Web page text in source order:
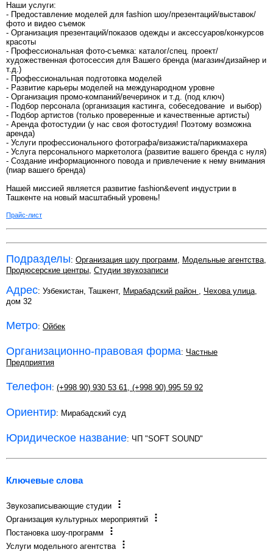
Наши услуги:
- Предоставление моделей для fashion шоу/презентаций/выставок/
фото и видео съемок
- Организация презентаций/показов одежды и аксессуаров/конкурсов
красоты
- Профессиональная фото-съемка: каталог/спец. проект/
художественная фотосессия для Вашего бренда (магазин/дизайнер и
т.д.)
- Профессиональная подготовка моделей
- Развитие карьеры моделей на международном уровне
- Организация промо-компаний/вечеринок и т.д. (под ключ)
- Подбор персонала (организация кастинга, собеседование и выбор)
- Подбор артистов (только проверенные и качественные артисты)
- Аренда фотостудии (у нас своя фотостудия! Поэтому возможна
аренда)
- Услуги профессионального фотографа/визажиста/парикмахера
- Услуга персонального маркетолога (развитие вашего бренда с нуля)
- Создание информационного повода и привлечение к нему внимания
(пиар вашего бренда)
Нашей миссией является развитие fashion&event индустрии в
Ташкенте на новый масштабный уровень!
Прайс-лист
Подразделы: Организация шоу программ, Модельные агентства,
Продюсерские центры, Студии звукозаписи
Адрес: Узбекистан, Ташкент, Мирабадский район , Чехова улица,
дом 32
Метро: Ойбек
Организационно-правовая форма: Частные
Предприятия
Телефон: (+998 90) 930 53 61 (+998 90) 995 59 92
Ориентир: Мирабадский суд
Юридическое название: ЧП "SOFT SOUND"
Ключевые слова
Звукозаписывающие студии
Организация культурных мероприятий
Постановка шоу-программ
Услуги модельного агентства